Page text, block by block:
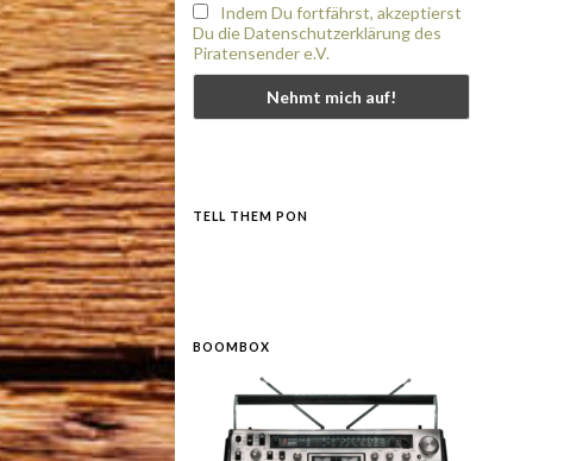
Indem Du fortfährst, akzeptierst
Du die Datenschutzerklärung des
Piratensender e.V.
TELL THEM PON
BOOMBOX